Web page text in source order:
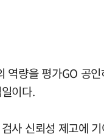
역량을 평가GO 공
이다.
사 신뢰성 제고에